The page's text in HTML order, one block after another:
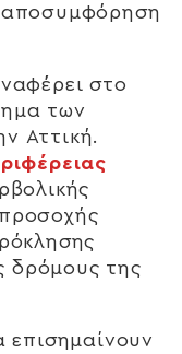
αποσυμφόρηση
στο
των
Αττική.
δρόμους της
επισημαίνουν